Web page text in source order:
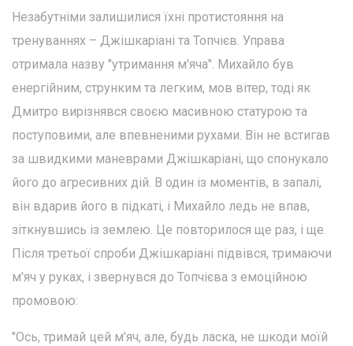
Незабутніми залишилися їхні протистояння на
тренуваннях – Джішкаріані та Топчієв. Управа
отримала назву "утримання м'яча". Михайло був
енергійним, струнким та легким, мов вітер, тоді як
Дмитро вирізнявся своєю масивною статурою та
поступовими, але впевненими рухами. Він не встигав
за швидкими маневрами Джішкаріані, що спонукало
його до агресивних дій. В один із моментів, в запалі,
він вдарив його в підкаті, і Михайло ледь не впав,
зіткнувшись із землею. Це повторилося ще раз, і ще.
Після третьої спроби Джішкаріані підвівся, тримаючи
м'яч у руках, і звернувся до Топчієва з емоційною
промовою:
"Ось, тримай цей м'яч, але, будь ласка, не шкоди моїй